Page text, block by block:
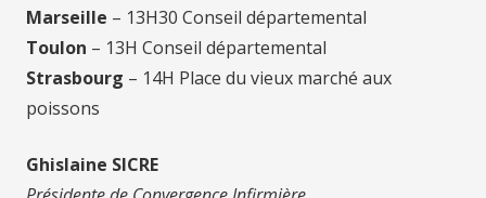
Marseille – 13H30 Conseil départemental
Toulon – 13H Conseil départemental
Strasbourg – 14H Place du vieux marché aux
poissons
Ghislaine SICRE